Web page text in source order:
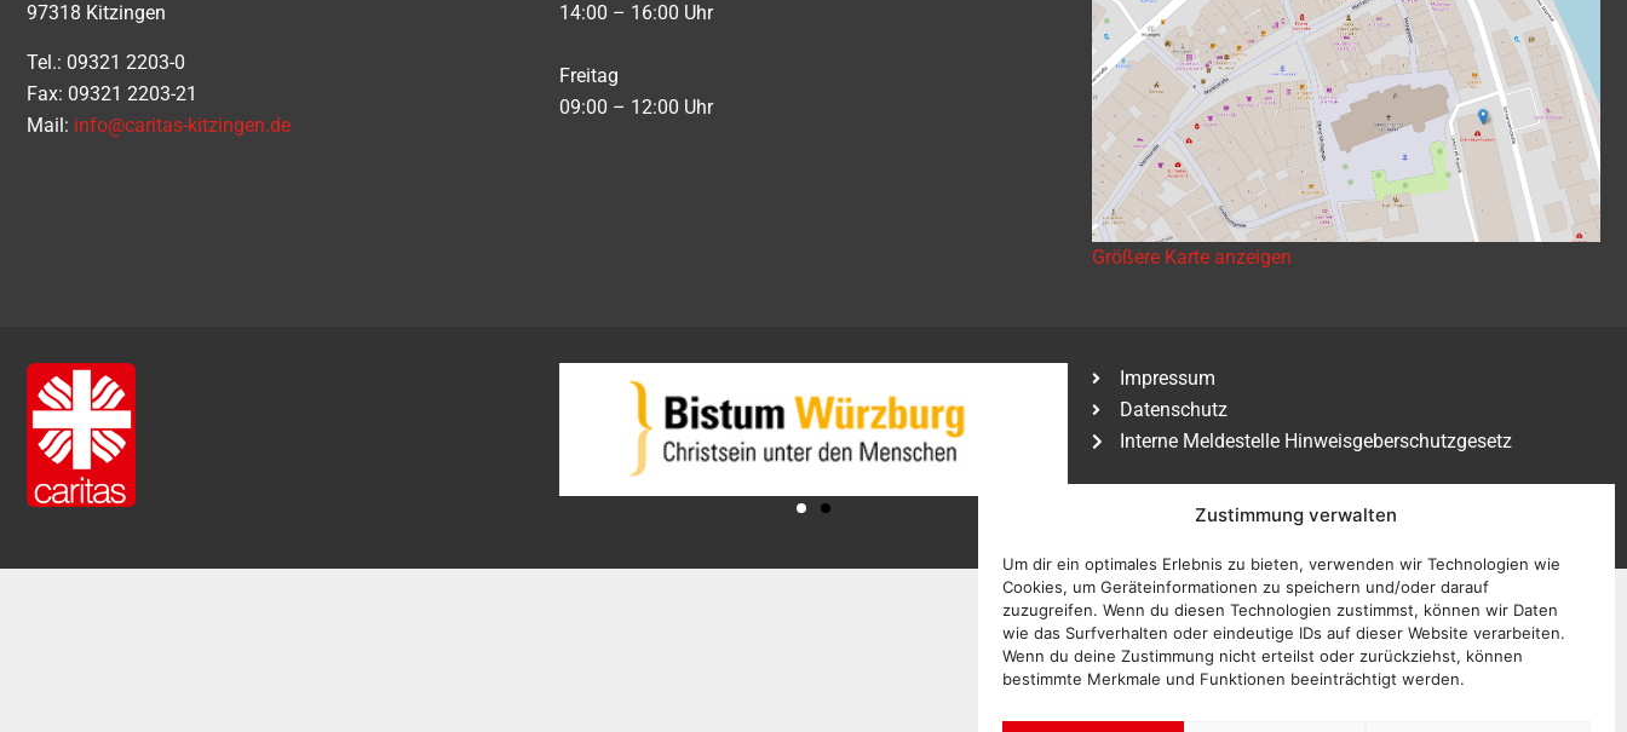
Zustimmung verwalten
Um dir ein optimales Erlebnis zu bieten, verwenden wir Technologien wie
Cookies, um Geräteinformationen zu speichern und/oder darauf
zuzugreifen. Wenn du diesen Technologien zustimmst, können wir Daten
wie das Surfverhalten oder eindeutige IDs auf dieser Website verarbeiten.
Wenn du deine Zustimmung nicht erteilst oder zurückziehst, können
bestimmte Merkmale und Funktionen beeinträchtigt werden.
97318 Kitzingen
Tel.: 09321 2203-0
Fax: 09321 2203-21
Mail: info@caritas-kitzingen.de
14:00 – 16:00 Uhr
Freitag
09:00 – 12:00 Uhr
Größere Karte anzeigen
Impressum
Datenschutz
Interne Meldestelle Hinweisgeberschutzgesetz